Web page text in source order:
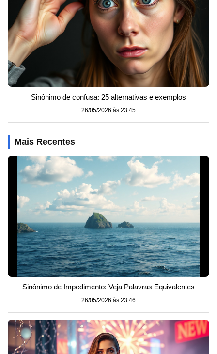
Sinônimo de confusa: 25 alternativas e exemplos
26/05/2026 às 23:45
Mais Recentes
Sinônimo de Impedimento: Veja Palavras Equivalentes
26/05/2026 às 23:46